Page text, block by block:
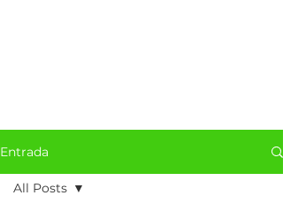
Entrada
All Posts